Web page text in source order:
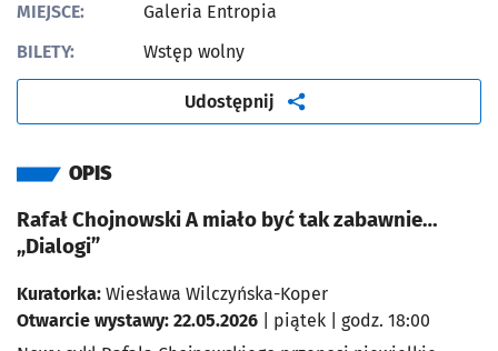
MIEJSCE:
Galeria Entropia
BILETY:
Wstęp wolny
Udostępnij artykuł
OPIS
Rafał Chojnowski A miało być tak zabawnie…
„Dialogi”
Kuratorka: Wiesława Wilczyńska-Koper
Otwarcie wystawy: 22.05.2026 | piątek | godz. 18:00